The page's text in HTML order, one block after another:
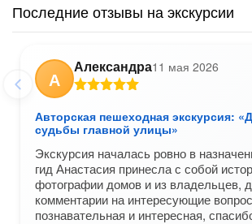
Последние отзывы на экскурсии
А
Александра11 мая 2026
Авторская пешеходная экскурсия:
судьбы главной улицы»
Экскурсия началась ровно в
гид Анастасия принесла с собой
фотографии домов и из владельцев,
комментарии на интересующие
познавательная и интересная,